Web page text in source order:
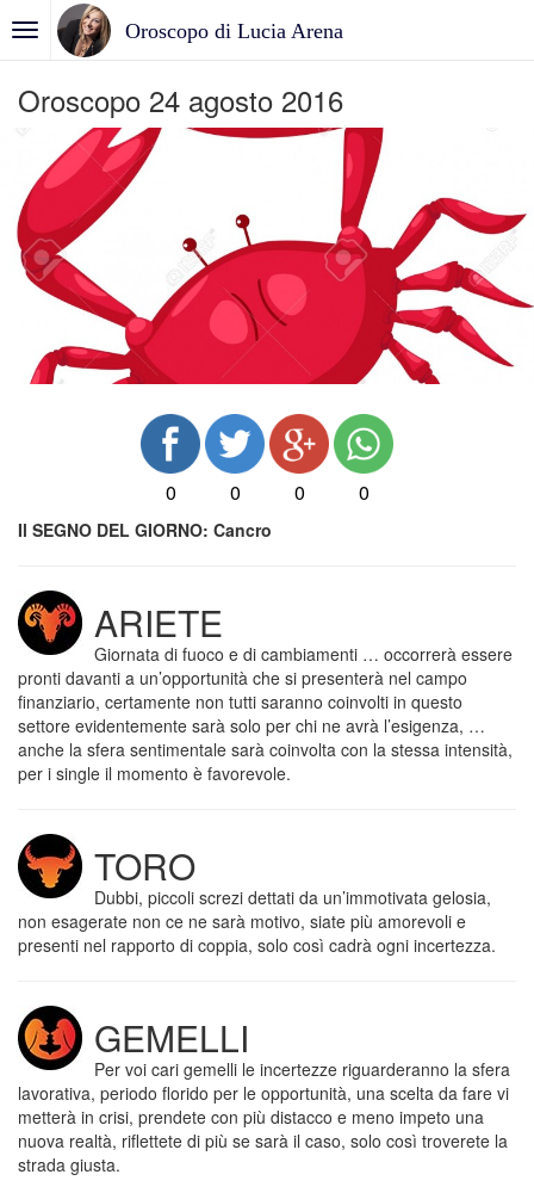
Oroscopo di Lucia Arena
Oroscopo 24 agosto 2016
0 0 0 0
Il SEGNO DEL GIORNO: Cancro
ARIETE
Giornata di fuoco e di cambiamenti … occorrerà essere
pronti davanti a un’opportunità che si presenterà nel campo
finanziario, certamente non tutti saranno coinvolti in questo
settore evidentemente sarà solo per chi ne avrà l’esigenza, …
anche la sfera sentimentale sarà coinvolta con la stessa intensità,
per i single il momento è favorevole.
TORO
Dubbi, piccoli screzi dettati da un’immotivata gelosia,
non esagerate non ce ne sarà motivo, siate più amorevoli e
presenti nel rapporto di coppia, solo così cadrà ogni incertezza.
GEMELLI
Per voi cari gemelli le incertezze riguarderanno la sfera
lavorativa, periodo florido per le opportunità, una scelta da fare vi
metterà in crisi, prendete con più distacco e meno impeto una
nuova realtà, riflettete di più se sarà il caso, solo così troverete la
strada giusta.